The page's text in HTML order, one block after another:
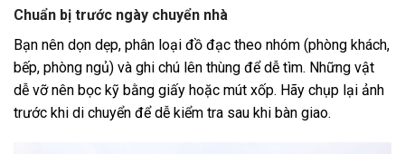
Chuẩn bị trước ngày chuyển nhà
Bạn nên dọn dẹp, phân loại đồ đạc theo nhóm (phòng khách,
bếp, phòng ngủ) và ghi chú lên thùng để dễ tìm. Những vật
dễ vỡ nên bọc kỹ bằng giấy hoặc mút xốp. Hãy chụp lại ảnh
trước khi di chuyển để dễ kiểm tra sau khi bàn giao.